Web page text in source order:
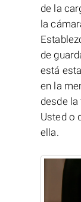
de la
la
de
está
en la
desde
Usted o
ella.